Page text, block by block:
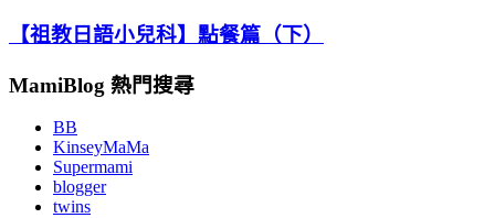
【祖教日語小兒科】點餐篇（下）
MamiBlog 熱門搜尋
BB
KinseyMaMa
Supermami
blogger
twins